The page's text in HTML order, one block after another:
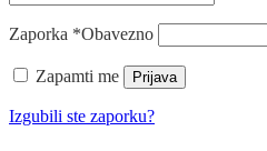
Zaporka *Obavezno
Zapamti me Prijava
Izgubili ste zaporku?